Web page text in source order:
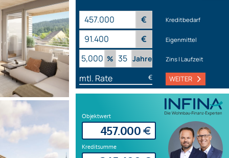
€ Kreditbedarf
€ Eigenmittel
% Jahre Zins | Laufzeit
mtl. Rate € WEITER